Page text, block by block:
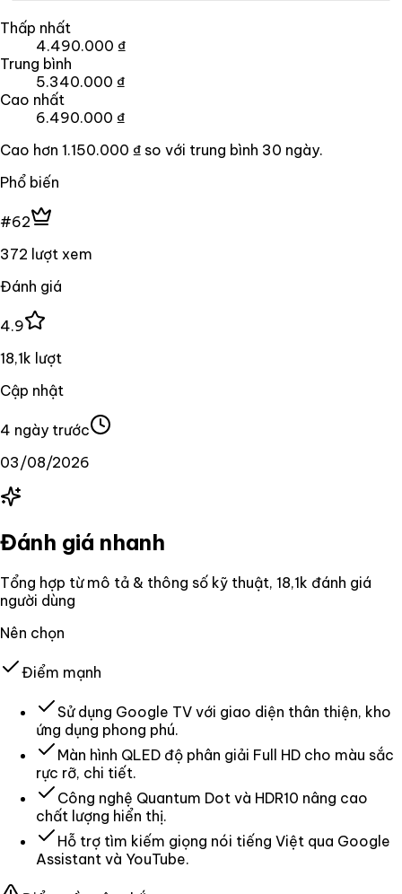
Thấp nhất
4.490.000 ₫
Trung bình
5.340.000 ₫
Cao nhất
6.490.000 ₫
Cao hơn 1.150.000 ₫ so với trung bình 30 ngày.
Phổ biến
#62
372 lượt xem
Đánh giá
4.9
18,1k lượt
Cập nhật
4 ngày trước
03/08/2026
Đánh giá nhanh
Tổng hợp từ mô tả & thông số kỹ thuật, 18,1k đánh giá
người dùng
Nên chọn
Điểm mạnh
Sử dụng Google TV với giao diện thân thiện, kho
ứng dụng phong phú.
Màn hình QLED độ phân giải Full HD cho màu sắc
rực rỡ, chi tiết.
Công nghệ Quantum Dot và HDR10 nâng cao
chất lượng hiển thị.
Hỗ trợ tìm kiếm giọng nói tiếng Việt qua Google
Assistant và YouTube.